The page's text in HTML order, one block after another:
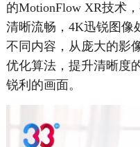
的MotionFlow XR技术
清晰流畅，4K迅锐图像
不同内容，从庞大的影
优化算法，提升清晰度
锐利的画面。